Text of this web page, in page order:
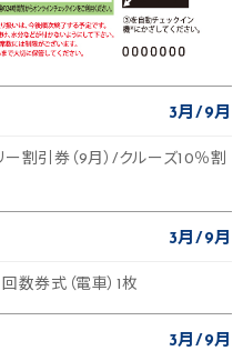
3月 9月
割引券（9月）/クルーズ10％割
3月 9月
券式（電車）1枚
3月 9月